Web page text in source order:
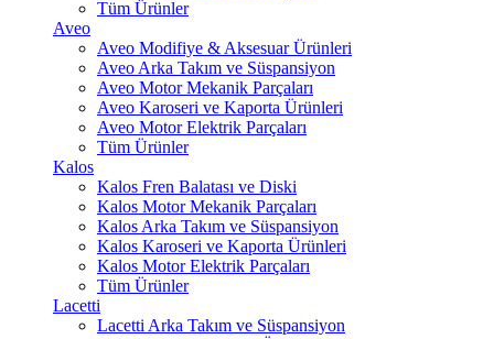
Tüm Ürünler
Aveo
Aveo Modifiye & Aksesuar Ürünleri
Aveo Arka Takım ve Süspansiyon
Aveo Motor Mekanik Parçaları
Aveo Karoseri ve Kaporta Ürünleri
Aveo Motor Elektrik Parçaları
Tüm Ürünler
Kalos
Kalos Fren Balatası ve Diski
Kalos Motor Mekanik Parçaları
Kalos Arka Takım ve Süspansiyon
Kalos Karoseri ve Kaporta Ürünleri
Kalos Motor Elektrik Parçaları
Tüm Ürünler
Lacetti
Lacetti Arka Takım ve Süspansiyon